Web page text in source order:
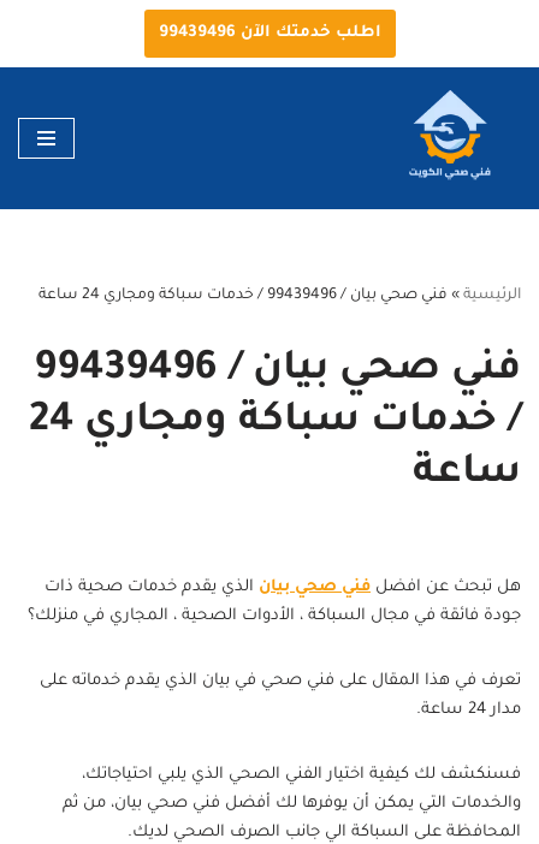
تخطى
المحتوى
اطلب خدمتك الآن 99439496
الرئيسية » فني صحي بيان / 99439496 / خدمات سباكة ومجاري 24 ساعة
فني صحي بيان / 99439496
/ خدمات سباكة ومجاري 24
ساعة
هل تبحث عن افضل فني صحي بيان الذي يقدم خدمات صحية ذات
جودة فائقة في مجال السباكة ، الأدوات الصحية ، المجاري في منزلك؟
تعرف في هذا المقال على فني صحي في بيان الذي يقدم خدماته على
مدار 24 ساعة.
فسنكشف لك كيفية اختيار الفني الصحي الذي يلبي احتياجاتك،
والخدمات التي يمكن أن يوفرها لك أفضل فني صحي بيان، من ثم
المحافظة على السباكة الي جانب الصرف الصحي لديك.